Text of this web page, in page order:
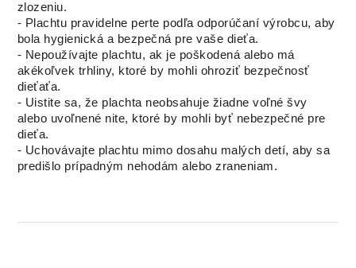
zlozeniu.
- Plachtu pravidelne perte podľa odporúčaní výrobcu, aby
bola hygienická a bezpečná pre vaše dieťa.
- Nepoužívajte plachtu, ak je poškodená alebo má
akékoľvek trhliny, ktoré by mohli ohroziť bezpečnosť
dieťaťa.
- Uistite sa, že plachta neobsahuje žiadne voľné švy
alebo uvoľnené nite, ktoré by mohli byť nebezpečné pre
dieťa.
- Uchovávajte plachtu mimo dosahu malých detí, aby sa
predišlo prípadným nehodám alebo zraneniam.